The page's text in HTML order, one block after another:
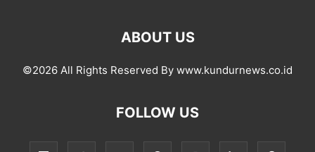
ABOUT US
©2026 All Rights Reserved By www.kundurnews.co.id
FOLLOW US